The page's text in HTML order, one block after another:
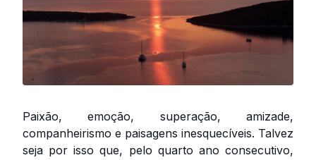
Paixão, emoção, superação, amizade,
companheirismo e paisagens inesquecíveis. Talvez
seja por isso que, pelo quarto ano consecutivo,